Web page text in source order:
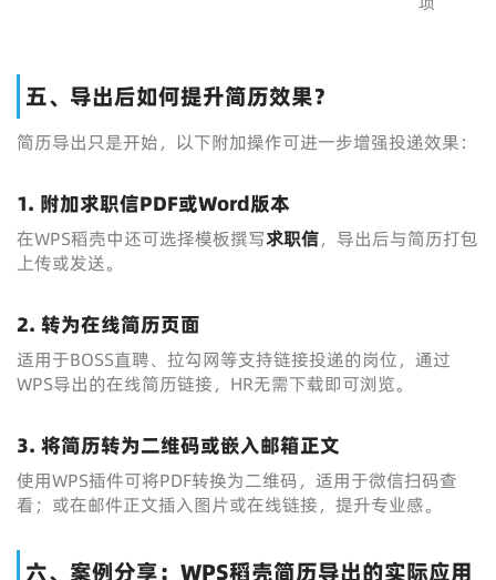
五、导出后如何提升简历效果？
简历导出只是开始，以下附加操作可进一步增强投递效果：
1. 附加求职信PDF或Word版本
在WPS稻壳中还可选择模板撰写求职信，导出后与简历打包
上传或发送。
2. 转为在线简历页面
适用于BOSS直聘、拉勾网等支持链接投递的岗位，通过
WPS导出的在线简历链接，HR无需下载即可浏览。
3. 将简历转为二维码或嵌入邮箱正文
使用WPS插件可将PDF转换为二维码，适用于微信扫码查
看；或在邮件正文插入图片或在线链接，提升专业感。
六、案例分享：WPS稻壳简历导出的实际应用